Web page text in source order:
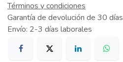
Términos y condiciones
Garantía de devolución de 30 días
Envío: 2-3 días laborales